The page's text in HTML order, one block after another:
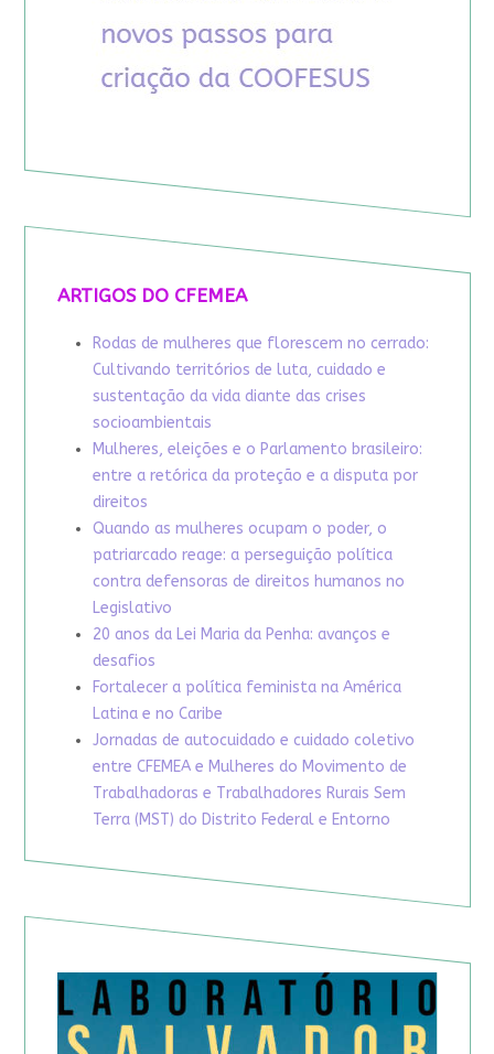
ARTIGOS DO CFEMEA
Rodas de mulheres que florescem no cerrado:
Cultivando territórios de luta, cuidado e
sustentação da vida diante das crises
socioambientais
Mulheres, eleições e o Parlamento brasileiro:
entre a retórica da proteção e a disputa por
direitos
Quando as mulheres ocupam o poder, o
patriarcado reage: a perseguição política
contra defensoras de direitos humanos no
Legislativo
20 anos da Lei Maria da Penha: avanços e
desafios
Fortalecer a política feminista na América
Latina e no Caribe
Jornadas de autocuidado e cuidado coletivo
entre CFEMEA e Mulheres do Movimento de
Trabalhadoras e Trabalhadores Rurais Sem
Terra (MST) do Distrito Federal e Entorno